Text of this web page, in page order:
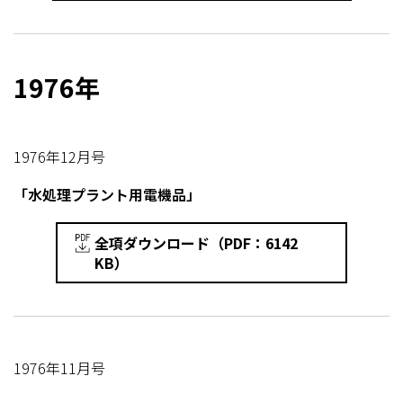
1976年
1976年12月号
「水処理プラント用電機品」
全項ダウンロード（PDF：6142
KB）
1976年11月号